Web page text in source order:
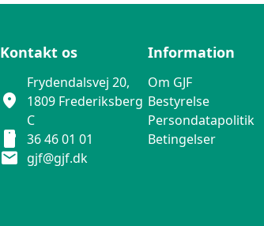
Kontakt os
location_on
Frydendalsvej 20,
1809 Frederiksberg
C
smartphone 36 46 01 01
mail gjf@gjf.dk
Information
Om GJF
Bestyrelse
Persondatapolitik
Betingelser